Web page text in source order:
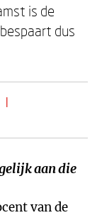
is de
dus
|
aan die
van de